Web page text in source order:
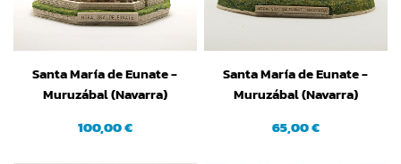
Santa María de Eunate -
Muruzábal (Navarra)
100,00 €
Santa María de Eunate -
Muruzábal (Navarra)
65,00 €